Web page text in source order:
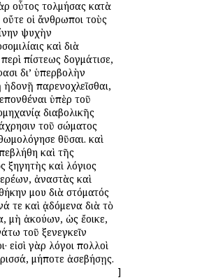
οὗτος τολμήσας κατὰ
οἱ ἄνθρωποι τοὺς
ψυχὴν
καὶ διὰ
πίστεως ἐδογμάτισε,
δι’ ὑπερβολὴν
ἡδονῇ παρενοχλεῖσθαι,
ὑπὲρ τοῦ
διαβολικῆς
τοῦ σώματος
θῦσαι. καὶ
καὶ τῆς
καὶ λόγιος
ἀναστὰς καὶ
μου διὰ στόματός
τε καὶ ᾀδόμενα διὰ τὸ
μὴ ἀκούων, ὡς ἔοικε,
τοῦ ἐξενεγκεῖν
γὰρ λόγοι πολλοὶ
μήποτε ἀσεβήσῃς.
]